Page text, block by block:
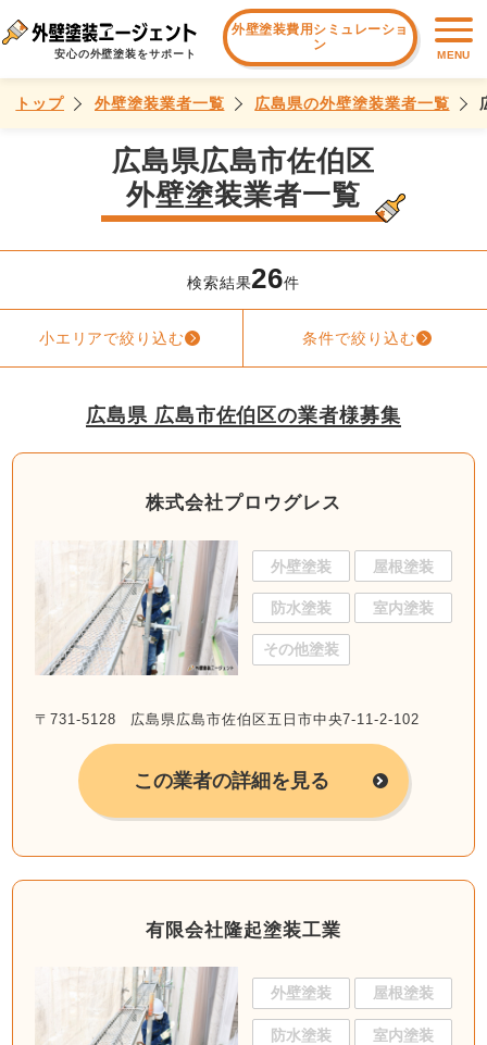
安心の外壁塗装をサポート
外壁塗装費用シミュレーショ
ン
MENU
トップ 外壁塗装業者一覧 広島県の外壁塗装業者一覧
広島県広島市佐伯区
外壁塗装業者一覧
検索結果26件
小エリアで絞り込む 条件で絞り込む
広島県 広島市佐伯区の業者様募集
株式会社プロウグレス
外壁塗装 屋根塗装
防水塗装 室内塗装
その他塗装
〒731-5128 広島県広島市佐伯区五日市中央7-11-2-102
この業者の詳細を見る
有限会社隆起塗装工業
外壁塗装 屋根塗装
防水塗装 室内塗装